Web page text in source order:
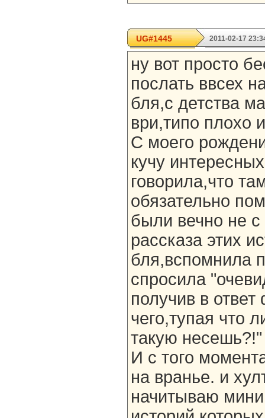
UG#1445 2011-02-17
ну вот просто
послать ввсех
бля,с детства
ври,типо плохо
С моего
кучу
говорила,что
обязательно
были вечно не
рассказа этих
бля,вспомнила
спросила
получив в
чего,тупая что
такую несешь?!"
И с того
на вранье. и
начитываю